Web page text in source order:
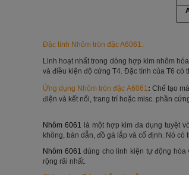
Đặc tính Nhôm tròn đặc A6061:
Linh hoạt nhất trong dòng hợp kim nhôm
và điều kiện độ cứng T4. Đặc tính của T6
Ứng dụng Nhôm tròn đặc A6061: Chế tạo
điện và kết nối, trang trí hoặc misc. phần
Nhôm 6061 là một hợp kim đa dụng tuyệt
không, bán dẫn, đồ gá lắp và cố định. Nó
Nhôm 6061 dùng cho linh kiện tự động hóa
rộng rãi nhất.